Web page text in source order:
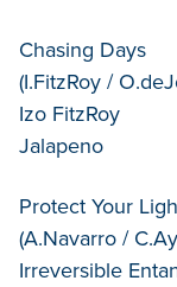
Chasing Days
(I.FitzRoy /
Izo FitzRoy
Jalapeno
Protect Your
(A.Navarro /
Irreversible